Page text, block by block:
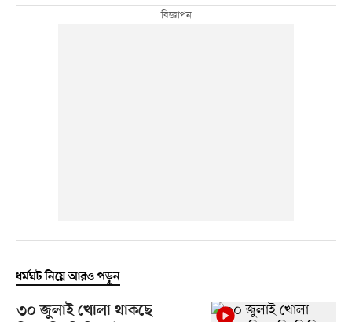
ধর্মঘট নিয়ে আরও পড়ুন
৩০ জুলাই খোলা থাকছে